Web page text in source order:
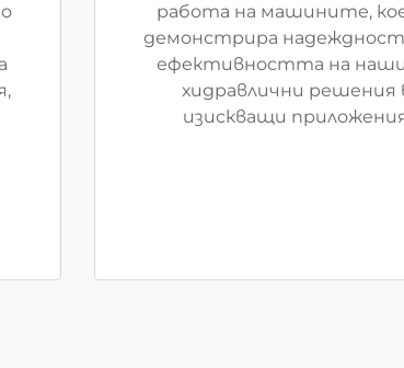
работа на машините,
демонстрира
ефективността на
хидравлични решения
изискващи